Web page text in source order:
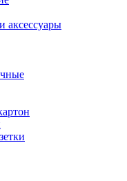
аксессуары